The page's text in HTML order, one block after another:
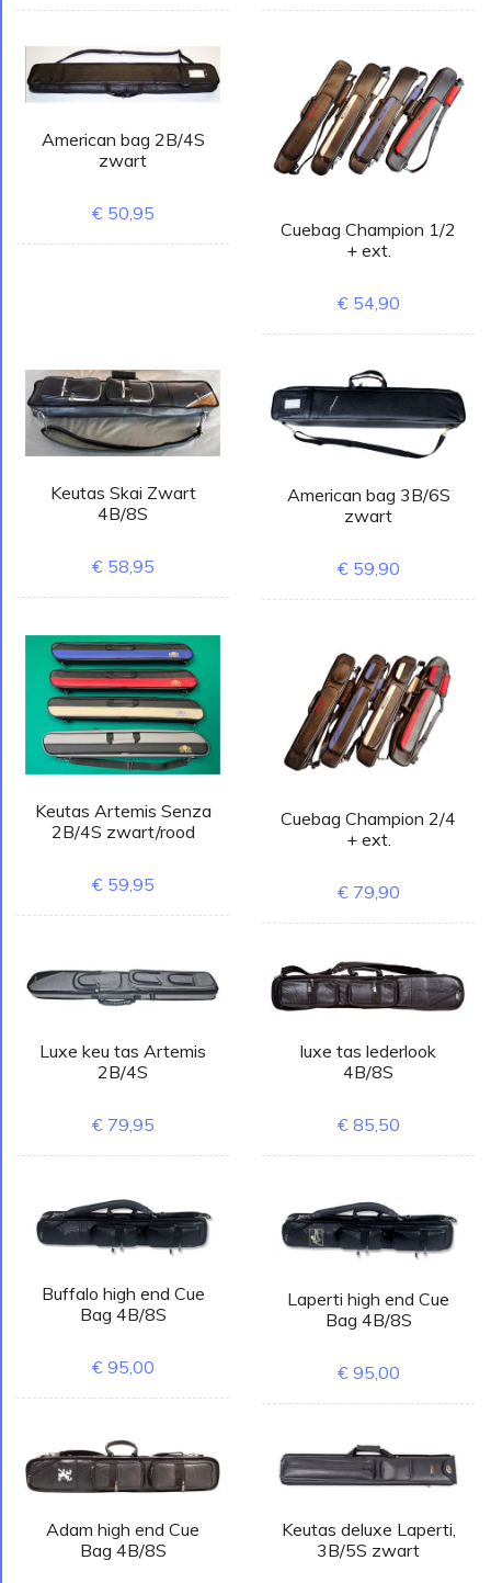
American bag 2B/4S
zwart
€ 50,95
Cuebag Champion 1/2
+ ext.
€ 54,90
Keutas Skai Zwart
4B/8S
€ 58,95
American bag 3B/6S
zwart
€ 59,90
Keutas Artemis Senza
2B/4S zwart/rood
€ 59,95
Cuebag Champion 2/4
+ ext.
€ 79,90
Luxe keu tas Artemis
2B/4S
€ 79,95
luxe tas lederlook
4B/8S
€ 85,50
Buffalo high end Cue
Bag 4B/8S
€ 95,00
Laperti high end Cue
Bag 4B/8S
€ 95,00
Adam high end Cue
Bag 4B/8S
Keutas deluxe Laperti,
3B/5S zwart